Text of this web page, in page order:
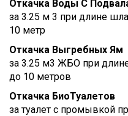
Откачка Воды С
за 3.25 м 3 при длине
10 метр
Откачка Выгребных Ям
за 3.25 м3 ЖБО при
до 10 метров
Откачка БиоТуалетов
за туалет с промывкой